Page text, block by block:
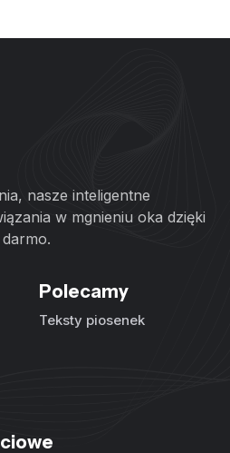
nasze inteligentne
w mgnieniu oka dzięki
Polecamy
Teksty piosenek